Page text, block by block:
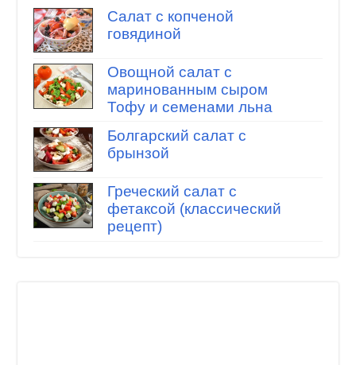
Салат с копченой
говядиной
Овощной салат с
маринованным сыром
Тофу и семенами льна
Болгарский салат с
брынзой
Греческий салат с
фетаксой (классический
рецепт)